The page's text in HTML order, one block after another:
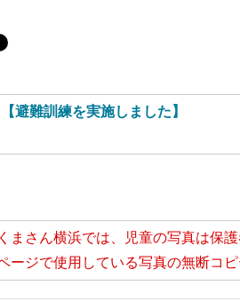
【避難訓練を実施しました】
まさん横浜では、児童の写真は保護
ージで使用している写真の無断コ